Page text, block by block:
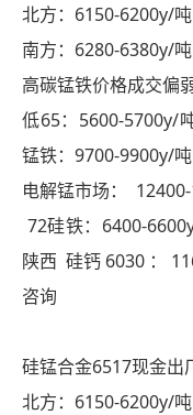
北方：6150-6200y/吨
南方：6280-6380y/吨
高碳锰铁价格成交偏
低65：5600-5700y/
锰铁：9700-9900y/
电解锰市场：
72硅铁：6400-
陕西 硅钙 6030 ：
咨询
硅锰合金6517现金出
北方：6150-6200y/吨